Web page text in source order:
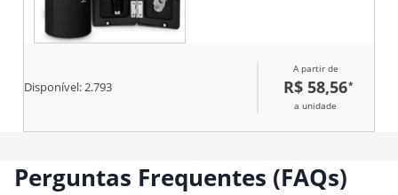
Disponível:2.793
A partir de
R$ 58,56*
a unidade
Perguntas Frequentes (FAQs)